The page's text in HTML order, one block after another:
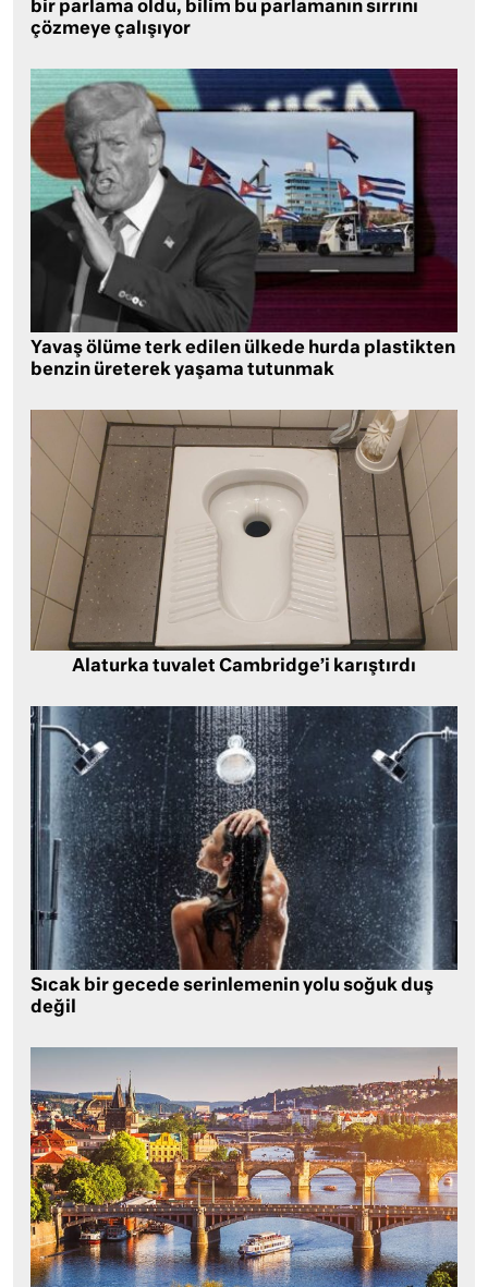
bir parlama oldu, bilim bu parlamanın sırrını
çözmeye çalışıyor
Yavaş ölüme terk edilen ülkede hurda plastikten
benzin üreterek yaşama tutunmak
Alaturka tuvalet Cambridge’i karıştırdı
Sıcak bir gecede serinlemenin yolu soğuk duş
değil